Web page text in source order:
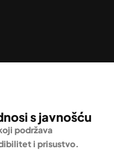
s javnošću
podržava
i prisustvo.